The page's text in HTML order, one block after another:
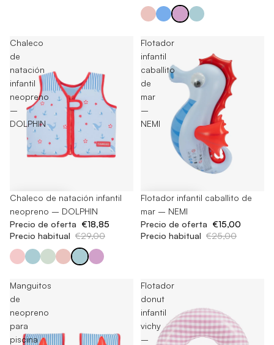
Chaleco
de
natación
infantil
neopreno
–
DOLPHIN
-35%
Chaleco de natación infantil
neopreno – DOLPHIN
Precio de oferta €18,85
Precio habitual €29,00
Flotador
infantil
caballito
de
mar
–
NEMI
-40%
Flotador infantil caballito de
mar – NEMI
Precio de oferta €15,00
Precio habitual €25,00
Manguitos
de
neopreno
para
piscina
Flotador
donut
infantil
vichy
–